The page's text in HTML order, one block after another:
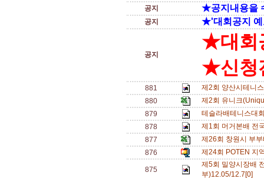
공지 ★공지내용을
공지 ★'대회공지 예
공지
★대회
★신청
881
제2회 양산시테니
880
제2회 유니크
879
테슬라배테니스대
878
제1회 머거본배 전
877
제26회 창원시 부
876
제24회 POTEN 지
875
제5회 밀양시장배
부)12.05/12.7[0]